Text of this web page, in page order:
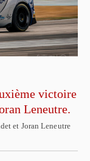
victoire
Leneutre.
et Joran Leneutre